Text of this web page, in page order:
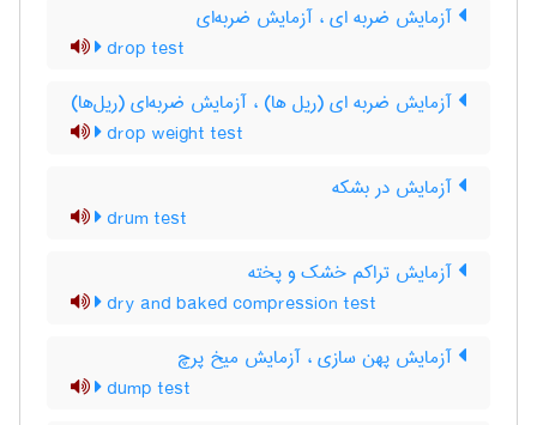
آزمایش ضربه ای ، آزمایش ضربه‌ای
drop test
آزمایش ضربه ای (ریل ها) ، آزمایش ضربه‌ای (ریل‌ها)
drop weight test
آزمایش در بشکه
drum test
آزمایش تراکم خشک و پخته
dry and baked compression test
آزمایش پهن سازی ، آزمایش میخ پرچ
dump test